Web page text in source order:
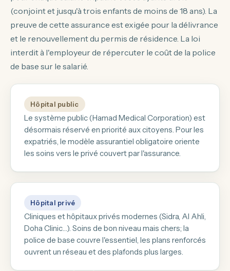
(conjoint et jusqu'à trois enfants de moins de 18 ans). La
preuve de cette assurance est exigée pour la délivrance
et le renouvellement du permis de résidence. La loi
interdit à l'employeur de répercuter le coût de la police
de base sur le salarié.
Hôpital public
Le système public (Hamad Medical Corporation) est
désormais réservé en priorité aux citoyens. Pour les
expatriés, le modèle assurantiel obligatoire oriente
les soins vers le privé couvert par l'assurance.
Hôpital privé
Cliniques et hôpitaux privés modernes (Sidra, Al Ahli,
Doha Clinic…). Soins de bon niveau mais chers; la
police de base couvre l'essentiel, les plans renforcés
ouvrent un réseau et des plafonds plus larges.